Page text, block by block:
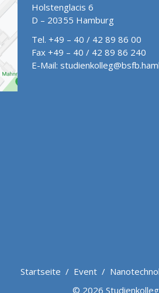
Holstenglacis 6
D – 20355 Hamburg
Tel. +49 – 40 / 42 89 86 00
Fax +49 – 40 / 42 89 86 240
E-Mail:
Startseite / Event /
© 2026